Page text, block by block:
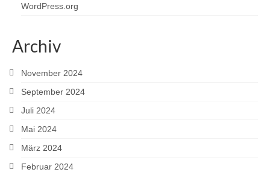
WordPress.org
Archiv
November 2024
September 2024
Juli 2024
Mai 2024
März 2024
Februar 2024